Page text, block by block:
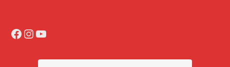
Facebook
Instagram
YouTube